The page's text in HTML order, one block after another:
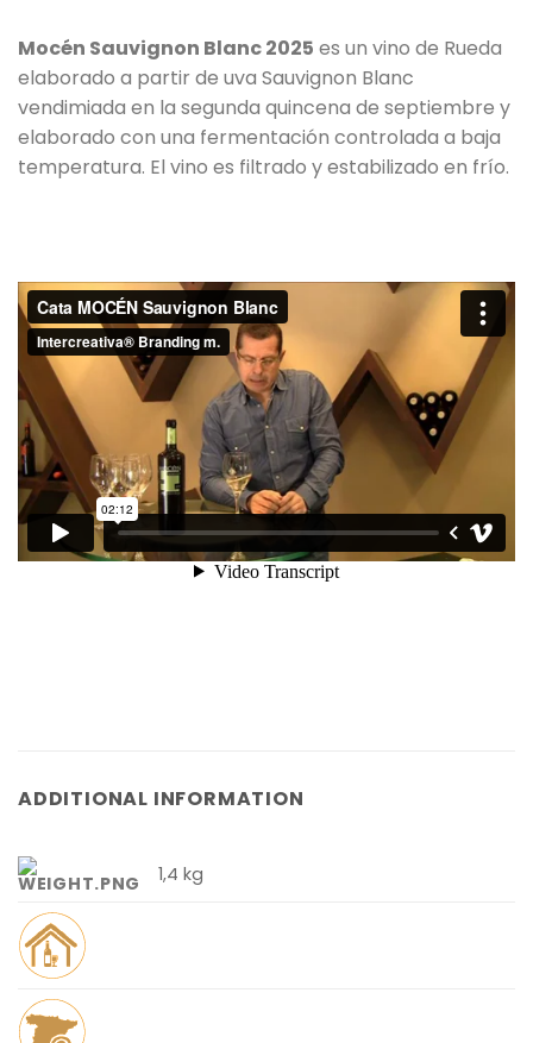
Mocén Sauvignon Blanc 2025 es un vino de Rueda
elaborado a partir de uva Sauvignon Blanc
vendimiada en la segunda quincena de septiembre y
elaborado con una fermentación controlada a baja
temperatura. El vino es filtrado y estabilizado en frío.
ADDITIONAL INFORMATION
1,4 kg